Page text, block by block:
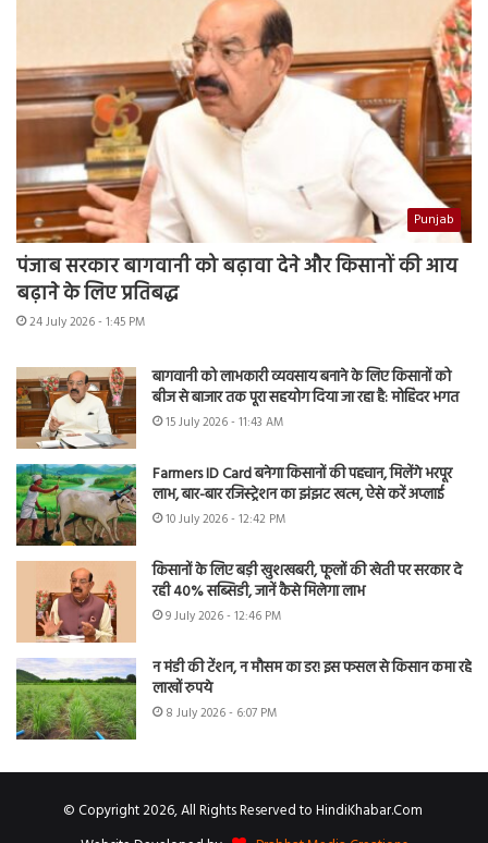
Punjab
पंजाब सरकार बागवानी को बढ़ावा देने और किसानों की आय
बढ़ाने के लिए प्रतिबद्ध
24 July 2026 - 1:45 PM
बागवानी को लाभकारी व्यवसाय बनाने के लिए किसानों को
बीज से बाजार तक पूरा सहयोग दिया जा रहा है: मोहिंदर भगत
15 July 2026 - 11:43 AM
Farmers ID Card बनेगा किसानों की पहचान, मिलेंगे भरपूर
लाभ, बार-बार रजिस्ट्रेशन का झंझट खत्म, ऐसे करें अप्लाई
10 July 2026 - 12:42 PM
किसानों के लिए बड़ी खुशखबरी, फूलों की खेती पर सरकार दे
रही 40% सब्सिडी, जानें कैसे मिलेगा लाभ
9 July 2026 - 12:46 PM
न मंडी की टेंशन, न मौसम का डर! इस फसल से किसान कमा रहे
लाखों रुपये
8 July 2026 - 6:07 PM
© Copyright 2026, All Rights Reserved to HindiKhabar.Com